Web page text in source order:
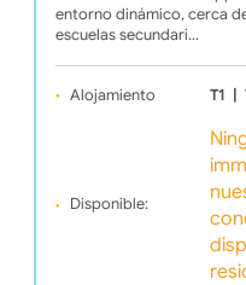
entorno dinámico, cerca
escuelas secundari…
Alojamiento T1
Disponible: